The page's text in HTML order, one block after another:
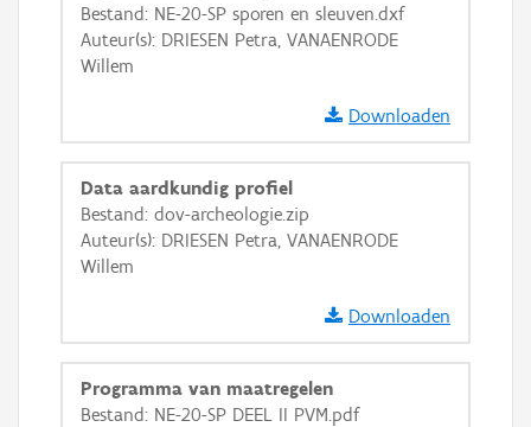
Basis Lagen
OSM-Basiskaart
GRB-Basiskaart
GRB-Basiskaart in grijswaarden
Bestand: NE-20-SP sporen en sleuven.dxf
Auteur(s): DRIESEN Petra, VANAENRODE
Willem
Downloaden
Data aardkundig profiel
Bestand: dov-archeologie.zip
Auteur(s): DRIESEN Petra, VANAENRODE
Willem
Downloaden
Programma van maatregelen
Bestand: NE-20-SP DEEL II PVM.pdf